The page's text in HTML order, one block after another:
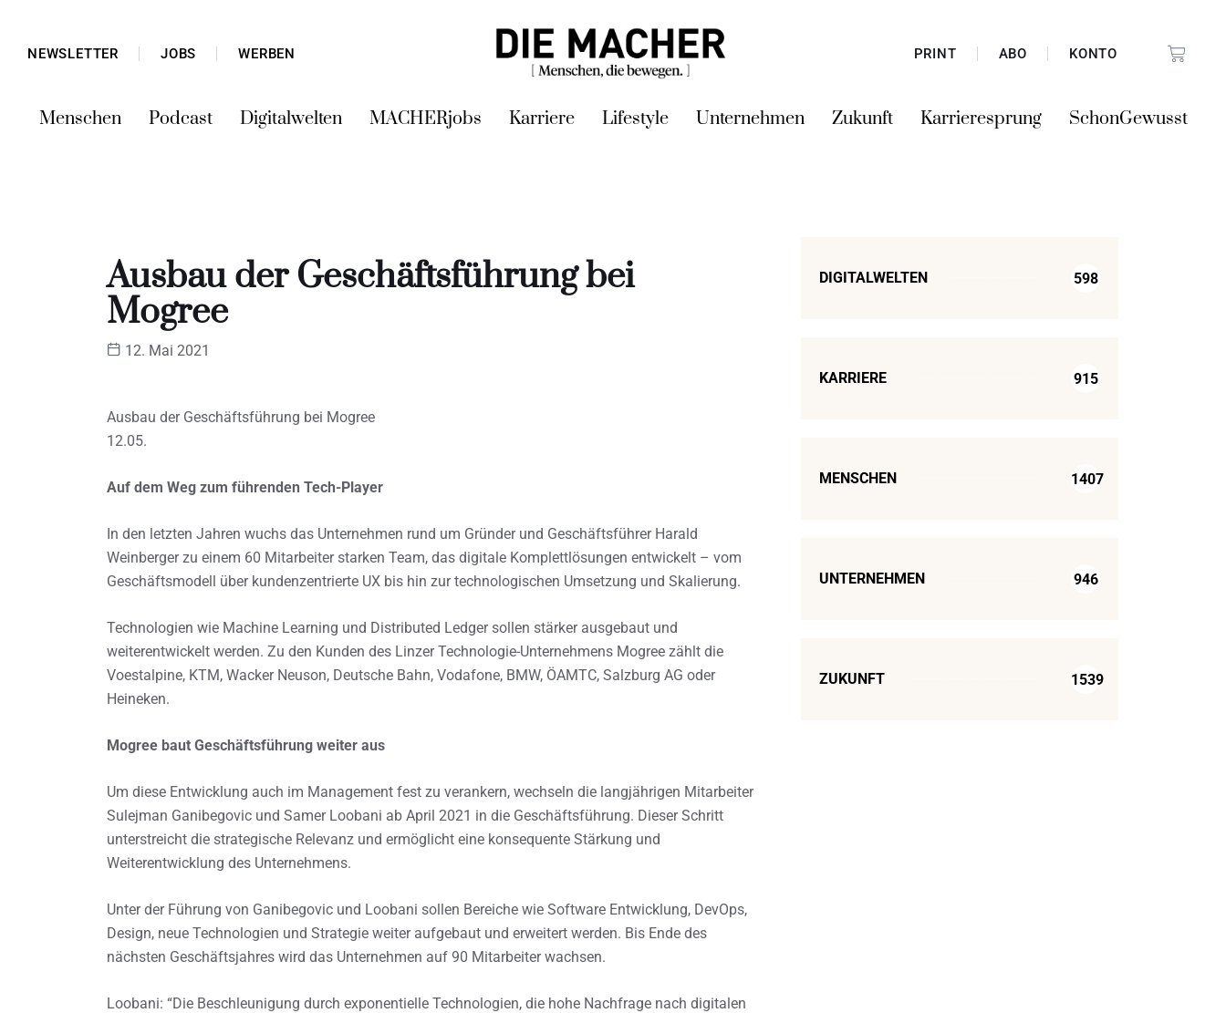
NEWSLETTER JOBS WERBEN PRINT ABO KONTO
Menschen Podcast Digitalwelten MACHERjobs Karriere Lifestyle Unternehmen Zukunft Karrieresprung SchonGewusst
Ausbau der Geschäftsführung bei
Mogree
12. Mai 2021
Ausbau der Geschäftsführung bei Mogree
12.05.
Auf dem Weg zum führenden Tech-Player
In den letzten Jahren wuchs das Unternehmen rund um Gründer und Geschäftsführer Harald
Weinberger zu einem 60 Mitarbeiter starken Team, das digitale Komplettlösungen entwickelt – vom
Geschäftsmodell über kundenzentrierte UX bis hin zur technologischen Umsetzung und Skalierung.
Technologien wie Machine Learning und Distributed Ledger sollen stärker ausgebaut und
weiterentwickelt werden. Zu den Kunden des Linzer Technologie-Unternehmens Mogree zählt die
Voestalpine, KTM, Wacker Neuson, Deutsche Bahn, Vodafone, BMW, ÖAMTC, Salzburg AG oder
Heineken.
Mogree baut Geschäftsführung weiter aus
Um diese Entwicklung auch im Management fest zu verankern, wechseln die langjährigen Mitarbeiter
Sulejman Ganibegovic und Samer Loobani ab April 2021 in die Geschäftsführung. Dieser Schritt
unterstreicht die strategische Relevanz und ermöglicht eine konsequente Stärkung und
Weiterentwicklung des Unternehmens.
Unter der Führung von Ganibegovic und Loobani sollen Bereiche wie Software Entwicklung, DevOps,
Design, neue Technologien und Strategie weiter aufgebaut und erweitert werden. Bis Ende des
nächsten Geschäftsjahres wird das Unternehmen auf 90 Mitarbeiter wachsen.
Loobani: “Die Beschleunigung durch exponentielle Technologien, die hohe Nachfrage nach digitalen
DIGITALWELTEN 598
KARRIERE 915
MENSCHEN 1407
UNTERNEHMEN 946
ZUKUNFT 1539